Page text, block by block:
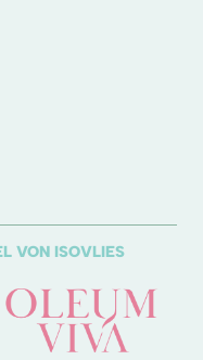
VON ISOVLIES